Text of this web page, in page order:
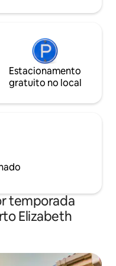
espaçosa e bem
Estacionamento
gratuito no local
temporada
Elizabeth